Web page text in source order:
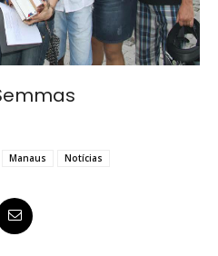
Manaus Notícias